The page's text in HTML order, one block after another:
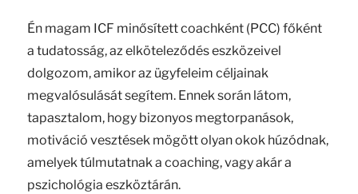
Én magam ICF minősített coachként (PCC) főként
a tudatosság, az elköteleződés eszközeivel
dolgozom, amikor az ügyfeleim céljainak
megvalósulását segítem. Ennek során látom,
tapasztalom, hogy bizonyos megtorpanások,
motiváció vesztések mögött olyan okok húzódnak,
amelyek túlmutatnak a coaching, vagy akár a
pszichológia eszköztárán.